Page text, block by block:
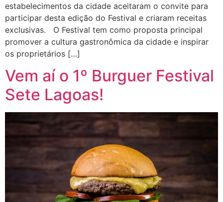
estabelecimentos da cidade aceitaram o convite para
participar desta edição do Festival e criaram receitas
exclusivas. O Festival tem como proposta principal
promover a cultura gastronômica da cidade e inspirar
os proprietários […]
Vem aí o 1º Burguer Festival
Sete Lagoas!